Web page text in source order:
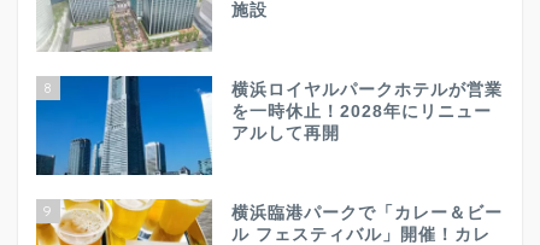
施設
8
横浜ロイヤルパークホテルが営業
を一時休止！2028年にリニュー
アルして再開
9
横浜臨港パークで「カレー＆ビー
ル フェスティバル」開催！カレ